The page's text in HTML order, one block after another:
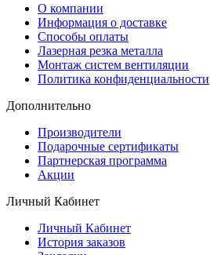
O компании
Информация о доставке
Способы оплаты
Лазерная резка металла
Монтаж систем вентиляции
Политика конфиденциальности
Дополнительно
Производители
Подарочные сертификаты
Партнерская программа
Акции
Личный Кабинет
Личный Кабинет
История заказов